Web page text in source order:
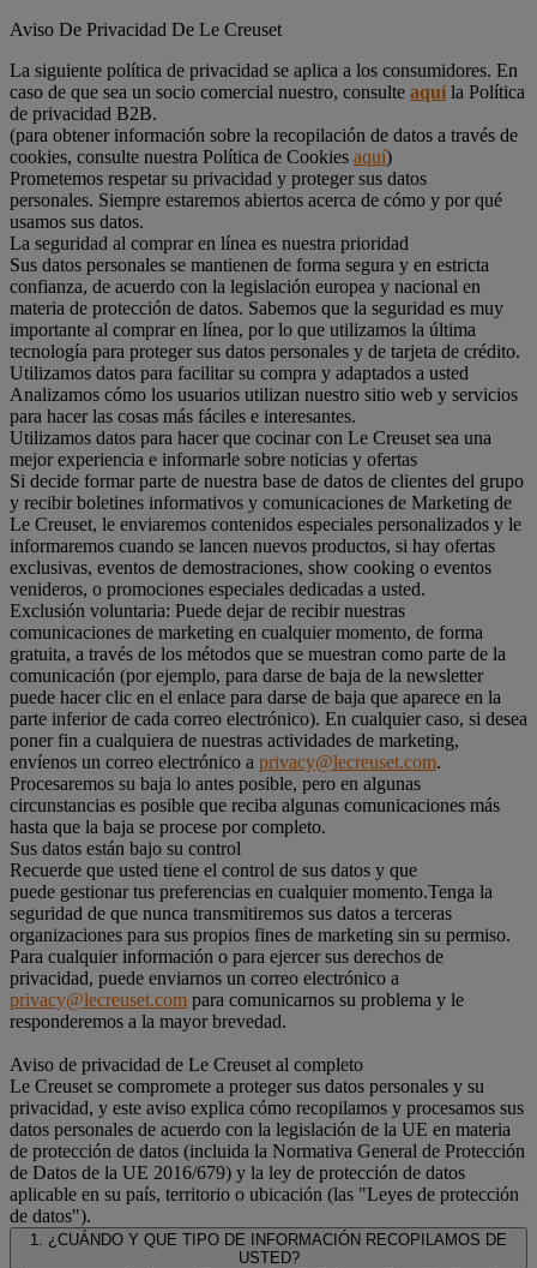
Aviso De Privacidad De Le Creuset
La siguiente política de privacidad se aplica a los consumidores. En
caso de que sea un socio comercial nuestro, consulte aquíla Política
de privacidad B2B.
(para obtener información sobre la recopilación de datos a través de
cookies, consulte nuestra Política de Cookies aquí)
Prometemos respetar su privacidad y proteger sus datos
personales. Siempre estaremos abiertos acerca de cómo y por qué
usamos sus datos.
La seguridad al comprar en línea es nuestra prioridad
Sus datos personales se mantienen de forma segura y en estricta
confianza, de acuerdo con la legislación europea y nacional en
materia de protección de datos. Sabemos que la seguridad es muy
importante al comprar en línea, por lo que utilizamos la última
tecnología para proteger sus datos personales y de tarjeta de crédito.
Utilizamos datos para facilitar su compra y adaptados a usted
Analizamos cómo los usuarios utilizan nuestro sitio web y servicios
para hacer las cosas más fáciles e interesantes.
Utilizamos datos para hacer que cocinar con Le Creuset sea una
mejor experiencia e informarle sobre noticias y ofertas
Si decide formar parte de nuestra base de datos de clientes del grupo
y recibir boletines informativos y comunicaciones de Marketing de
Le Creuset, le enviaremos contenidos especiales personalizados y le
informaremos cuando se lancen nuevos productos, si hay ofertas
exclusivas, eventos de demostraciones, show cooking o eventos
venideros, o promociones especiales dedicadas a usted.
Exclusión voluntaria: Puede dejar de recibir nuestras
comunicaciones de marketing en cualquier momento, de forma
gratuita, a través de los métodos que se muestran como parte de la
comunicación (por ejemplo, para darse de baja de la newsletter
puede hacer clic en el enlace para darse de baja que aparece en la
parte inferior de cada correo electrónico). En cualquier caso, si desea
poner fin a cualquiera de nuestras actividades de marketing,
envíenos un correo electrónico a privacy@lecreuset.com.
Procesaremos su baja lo antes posible, pero en algunas
circunstancias es posible que reciba algunas comunicaciones más
hasta que la baja se procese por completo.
Sus datos están bajo su control
Recuerde que usted tiene el control de sus datos y que
puede gestionar tus preferencias en cualquier momento.Tenga la
seguridad de que nunca transmitiremos sus datos a terceras
organizaciones para sus propios fines de marketing sin su permiso.
Para cualquier información o para ejercer sus derechos de
privacidad, puede enviarnos un correo electrónico a
privacy@lecreuset.com para comunicarnos su problema y le
responderemos a la mayor brevedad.
Aviso de privacidad de Le Creuset al completo
Le Creuset se compromete a proteger sus datos personales y su
privacidad, y este aviso explica cómo recopilamos y procesamos sus
datos personales de acuerdo con la legislación de la UE en materia
de protección de datos (incluida la Normativa General de Protección
de Datos de la UE 2016/679) y la ley de protección de datos
aplicable en su país, territorio o ubicación (las "Leyes de protección
de datos").
1. ¿CUÁNDO Y QUE TIPO DE INFORMACIÓN RECOPILAMOS DE
USTED?